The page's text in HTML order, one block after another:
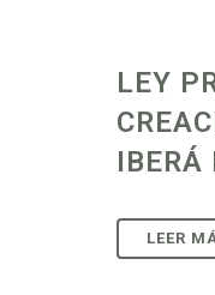
LEY
IBERÁ